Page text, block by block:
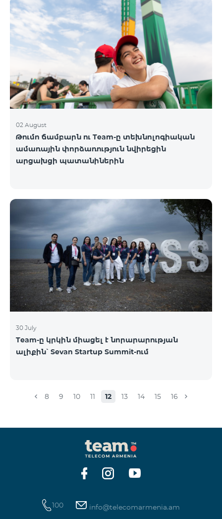
02 August
Թումո ճամբարն ու Team-ը տեխնոլոգիական
ամառային փորձառություն նվիրեցին
արցախցի պատանիներին
30 July
Team-ը կրկին միացել է նորարարության
ալիքին՝ Sevan Startup Summit-ում
8 9 10 11 12 13 14 15 16
100 info@telecomarmenia.am